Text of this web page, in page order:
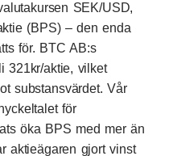
SEK/USD,
(BPS) – den enda
för. BTC AB:s
321kr/aktie, vilket
substansvärdet. Vår
för
öka BPS med mer än
aktieägaren gjort vinst